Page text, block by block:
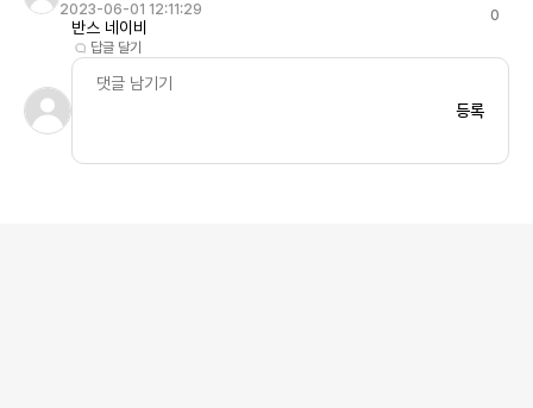
2023-06-01 12:11:29
반스 네이비
답글 달기
0
등록